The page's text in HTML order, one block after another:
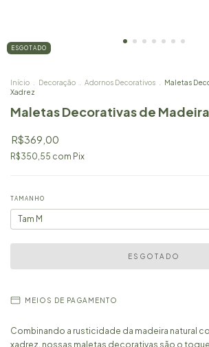
ESGOTADO
Início . Decoração . Adornos Decorativos . Maletas
Xadrez
Maletas Decorativas de
R$369,00
R$350,55 com Pix
TAMANHO
MEIOS DE PAGAMENTO
Combinando a rusticidade da madeira natural
xadrez, nossas maletas decorativas são o